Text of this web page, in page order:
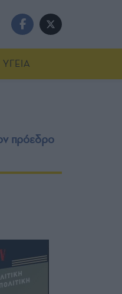
ΥΓΕΙΑ
πρόεδρο